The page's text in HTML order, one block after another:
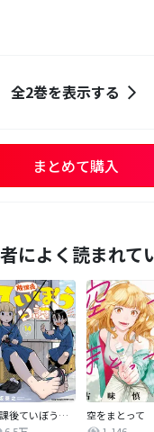
全2巻を表示する
まとめて購入
によく読まれて
放課後ていぼう日誌
空をまとって